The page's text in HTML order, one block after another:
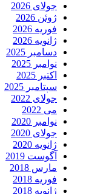
جولای 2026
ژوئن 2026
فوریه 2026
ژانویه 2026
دسامبر 2025
نوامبر 2025
اکتبر 2025
سپتامبر 2025
جولای 2022
می 2022
نوامبر 2020
جولای 2020
ژانویه 2020
آگوست 2019
مارس 2018
فوریه 2018
ژانویه 2018